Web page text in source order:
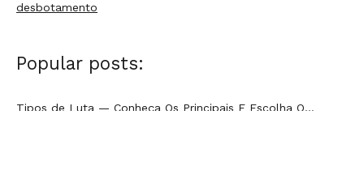
desbotamento
Popular posts:
Tipos de Luta — Conheça Os Principais E Escolha O…